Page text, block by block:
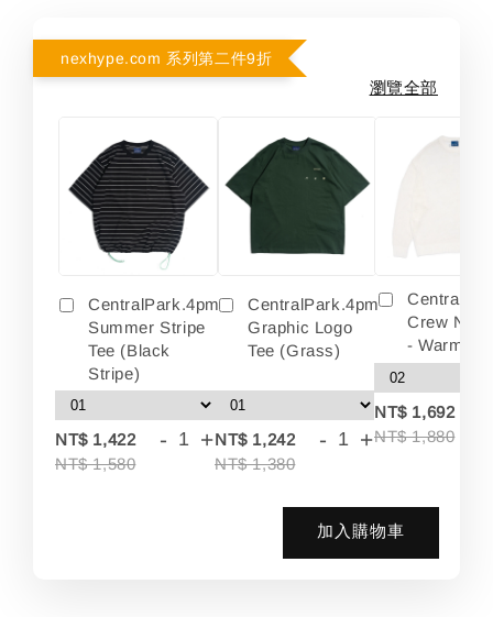
nexhype.com 系列第二件9折
瀏覽全部
CentralPark.4pm
Summer Stripe
Tee (Black
Stripe)
NT$ 1,422
NT$ 1,580
- +
CentralPark.4pm
Graphic Logo
Tee (Grass)
NT$ 1,242
NT$ 1,380
- +
Crew
- Warm
NT$ 1,692
NT$ 1,880
加入購物車